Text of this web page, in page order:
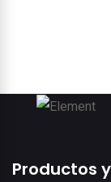
Productos